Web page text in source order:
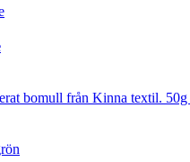
bomull från Kinna textil.